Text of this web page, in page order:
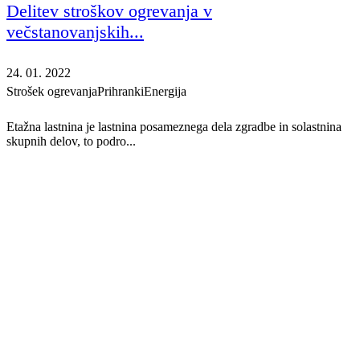
Delitev stroškov ogrevanja v
večstanovanjskih...
24. 01. 2022
Strošek ogrevanjaPrihrankiEnergija
Etažna lastnina je lastnina posameznega dela zgradbe in solastnina
skupnih delov, to podro...